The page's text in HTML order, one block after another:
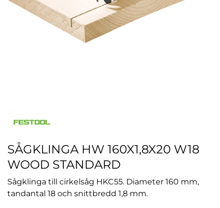
SÅGKLINGA HW 160X1,8X20 W18
WOOD STANDARD
Sågklinga till cirkelsåg HKC55. Diameter 160 mm,
tandantal 18 och snittbredd 1,8 mm.